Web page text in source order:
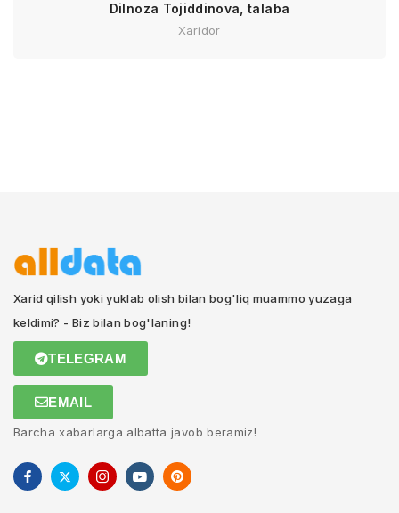
Dilnoza Tojiddinova, talaba
Xaridor
Xarid qilish yoki yuklab olish bilan bog'liq muammo yuzaga
keldimi? - Biz bilan bog'laning!
TELEGRAM
EMAIL
Barcha xabarlarga albatta javob beramiz!